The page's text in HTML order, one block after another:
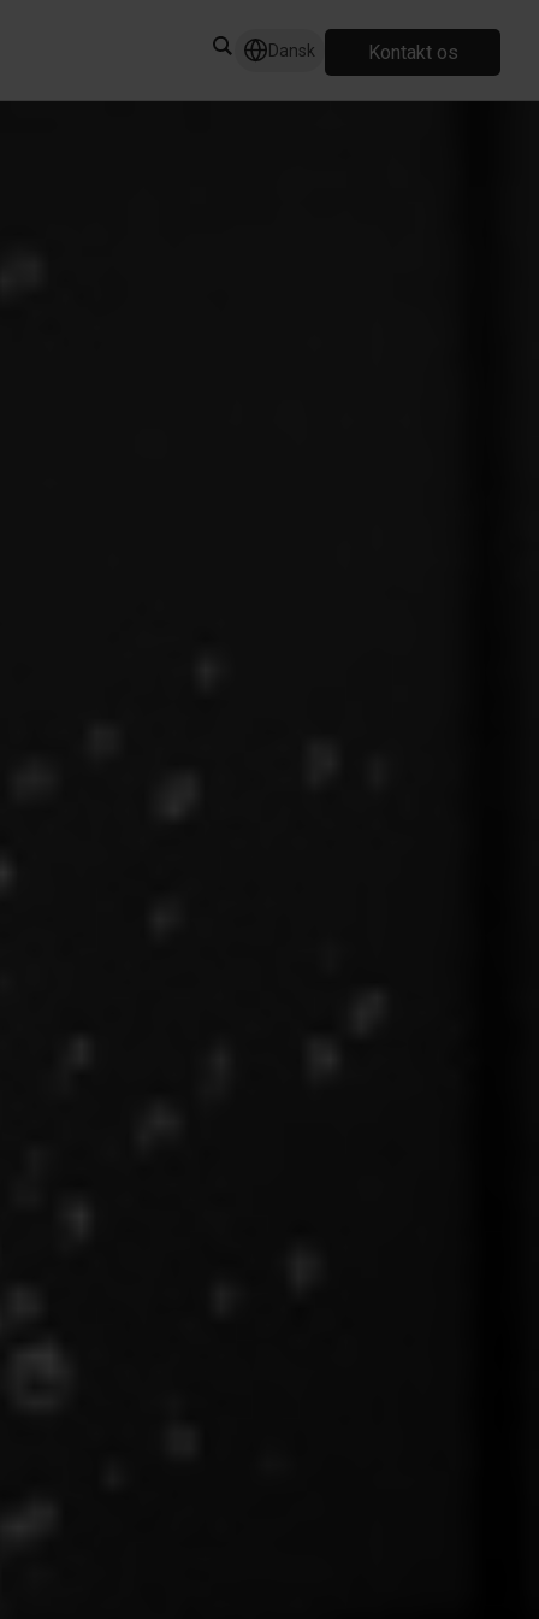
Dansk Kontakt os